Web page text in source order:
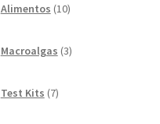
Alimentos 10productos
Macroalgas 3productos
Test Kits 7productos